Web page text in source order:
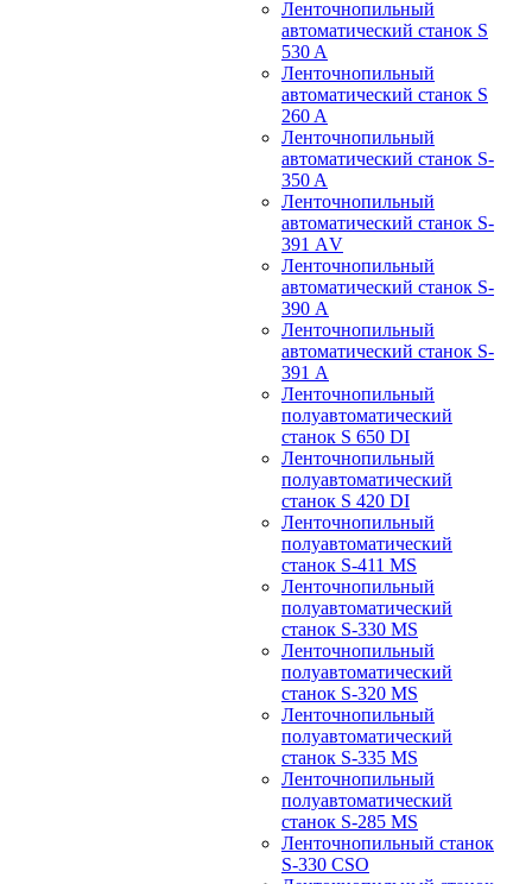
Ленточнопильный
автоматический станок S
530 A
Ленточнопильный
автоматический станок S
260 A
Ленточнопильный
автоматический станок S-
350 A
Ленточнопильный
автоматический станок S-
391 АV
Ленточнопильный
автоматический станок S-
390 А
Ленточнопильный
автоматический станок S-
391 А
Ленточнопильный
полуавтоматический
станок S 650 DI
Ленточнопильный
полуавтоматический
станок S 420 DI
Ленточнопильный
полуавтоматический
станок S-411 MS
Ленточнопильный
полуавтоматический
станок S-330 MS
Ленточнопильный
полуавтоматический
станок S-320 MS
Ленточнопильный
полуавтоматический
станок S-335 MS
Ленточнопильный
полуавтоматический
станок S-285 MS
Ленточнопильный станок
S-330 CSO